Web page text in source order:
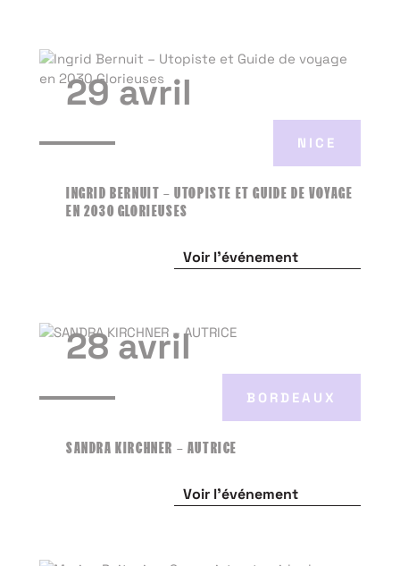
29 avril
NICE
INGRID BERNUIT – UTOPISTE ET GUIDE DE VOYAGE
EN 2030 GLORIEUSES
Voir l'événement
28 avril
BORDEAUX
SANDRA KIRCHNER – AUTRICE
Voir l'événement